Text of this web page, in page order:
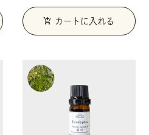
add_shopping_cart カートに入れる